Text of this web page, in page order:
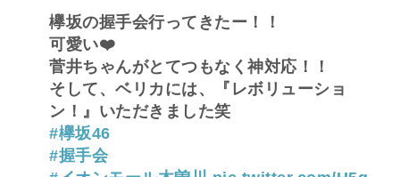
欅坂の握手会行ってきたー！！
可愛い❤️
菅井ちゃんがとてつもなく神対応！！
そして、ベリカには、『レボリューショ
ン！』いただきました笑
#欅坂46
#握手会